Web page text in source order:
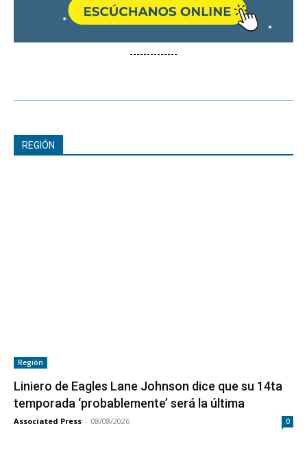
--------------
REGIÓN
Región
Liniero de Eagles Lane Johnson dice que su 14ta
temporada ‘probablemente’ será la última
Associated Press - 08/08/2026 0